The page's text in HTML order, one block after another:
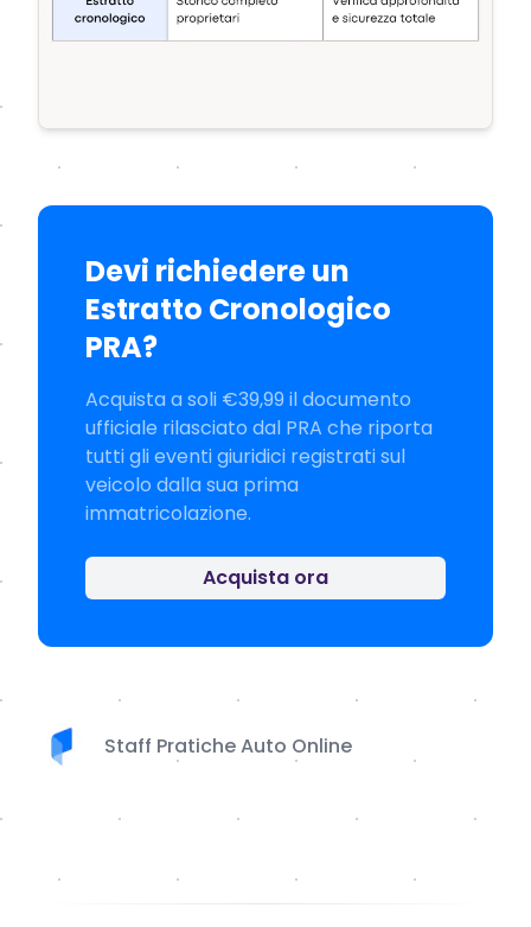
Devi richiedere un
Estratto Cronologico
PRA?
Acquista a soli €39,99 il documento
ufficiale rilasciato dal PRA che riporta
tutti gli eventi giuridici registrati sul
veicolo dalla sua prima
immatricolazione.
Acquista ora
Staff Pratiche Auto Online